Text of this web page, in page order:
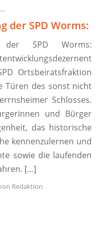
der SPD Worms:
der SPD Worms:
Ortsbeiratsfraktion
Türen des sonst nicht
Schlosses.
und Bürger
das historische
kennenzulernen und
sowie die laufenden
[…]
Redaktion